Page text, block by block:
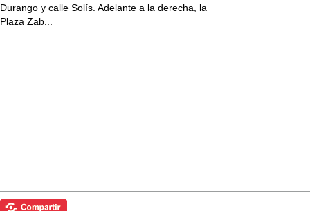
Durango y calle Solís. Adelante a la derecha, la
Plaza Zab...